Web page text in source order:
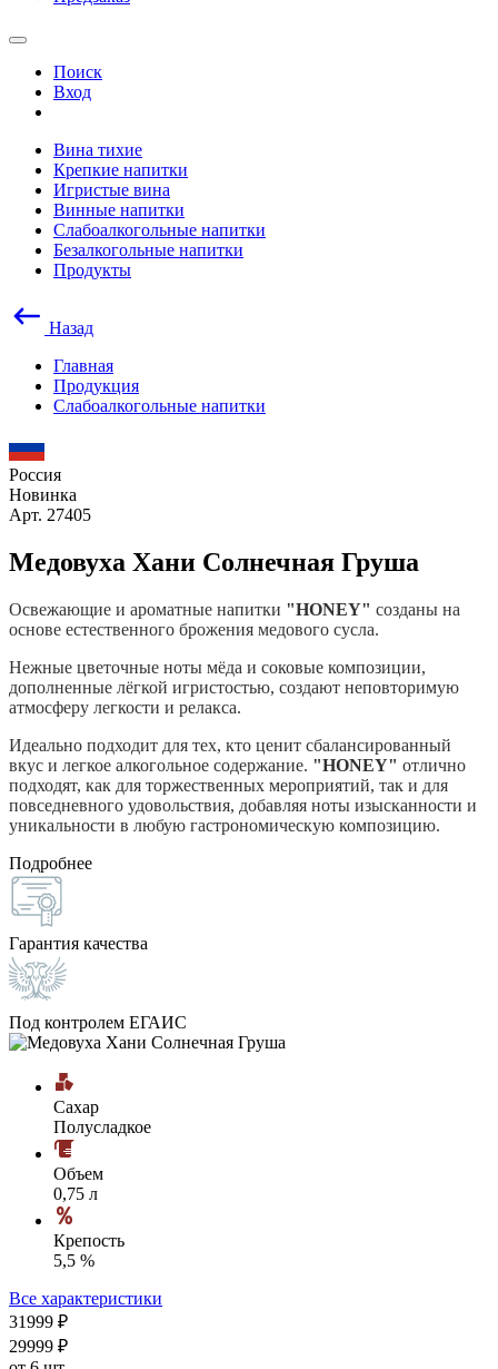
Поиск
Вход
Вина тихие
Крепкие напитки
Игристые вина
Винные напитки
Слабоалкогольные напитки
Безалкогольные напитки
Продукты
Назад
Главная
Продукция
Слабоалкогольные напитки
Россия
Новинка
Арт. 27405
Медовуха Хани Солнечная Груша
Освежающие и ароматные напитки "HONEY" созданы на
основе естественного брожения медового сусла.
Нежные цветочные ноты мёда и соковые композиции,
дополненные лёгкой игристостью, создают неповторимую
атмосферу легкости и релакса.
Идеально подходит для тех, кто ценит сбалансированный
вкус и легкое алкогольное содержание. "HONEY" отлично
подходят, как для торжественных мероприятий, так и для
повседневного удовольствия, добавляя ноты изысканности и
уникальности в любую гастрономическую композицию.
Подробнее
Гарантия качества
Под контролем ЕГАИС
Сахар
Полусладкое
Объем
0,75 л
Крепость
5,5 %
Все характеристики
31999 ₽
29999 ₽